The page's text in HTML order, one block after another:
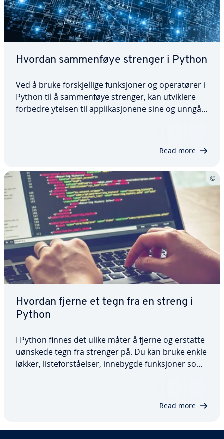
Hvordan sammenføye strenger i Python
Ved å bruke forskjellige funksjoner og operatører i
Python til å sammenføye strenger, kan utviklere
forbedre ytelsen til applikasjonene sine og unngå
Read more
Hvordan fjerne et tegn fra en streng i
Python
I Python finnes det ulike måter å fjerne og erstatte
uønskede tegn fra strenger på. Du kan bruke enkle
løkker, listeforståelser, innebygde funksjoner som
Read more